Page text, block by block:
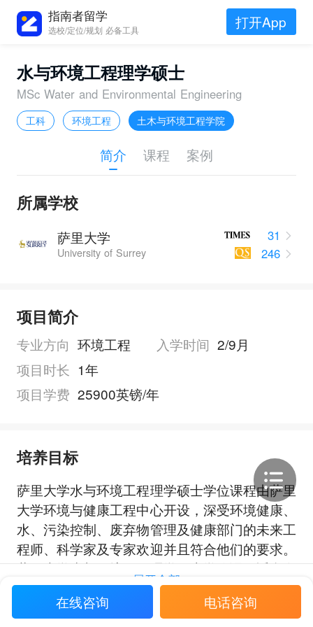
指南者留学
选校/定位/规划 必备工具 打开App
水与环境工程理学硕士
MSc Water and Environmental Engineering
工科 环境工程 土木与环境工程学院
简介 课程 案例
所属学校
萨里大学
University of Surrey
31
246
项目简介
专业方向 环境工程 入学时间 2/9月
项目时长 1年
项目学费 25900英镑/年
培养目标
萨里大学水与环境工程理学硕士学位课程由萨里
大学环境与健康工程中心开设，深受环境健康、
水、污染控制、废弃物管理及健康部门的未来工
程师、科学家及专家欢迎并且符合他们的要求。
萨里大学水与环境工程理学硕士学位课程适合有
意在这些部门从事此类工作的人士。
水、废水、卫生及废弃物领域有着巨大的全球利
展开全部
在线咨询 电话咨询